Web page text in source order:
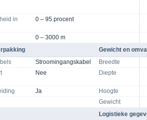
in
0 – 95 procent
0 – 3000 m
Gewicht en
Stroomingangskabel
Breedte
Nee Diepte
Ja
Hoogte
Gewicht
Logistieke